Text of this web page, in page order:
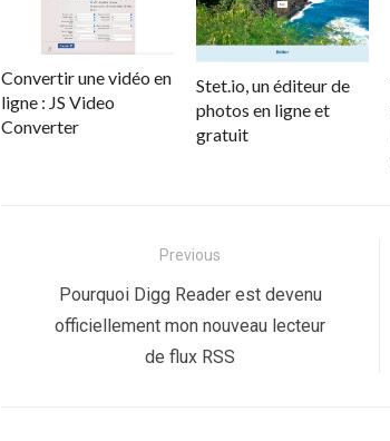
Convertir une vidéo en
ligne : JS Video
Converter
Stet.io, un éditeur de
photos en ligne et
gratuit
l’article
Previous
Previous
post:
Pourquoi Digg Reader est devenu
officiellement mon nouveau lecteur
de flux RSS